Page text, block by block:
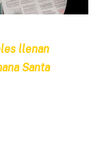
llenan
Santa